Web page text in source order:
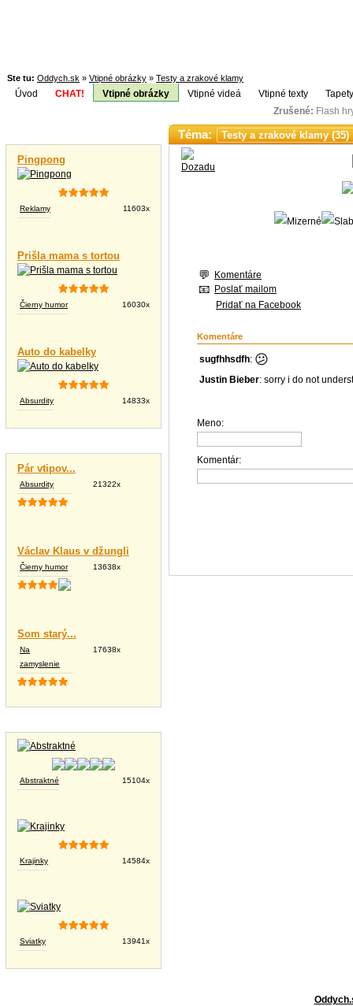
Ste tu: Oddych.sk » Vtipné obrázky » Testy a zrakové klamy
Úvod CHAT! Vtipné obrázky Vtipné videá Vtipné texty
Zrušené: Flash
Pingpong
Reklamy 11603x
Prišla mama s tortou
Čierny humor 16030x
Auto do kabelky
Absurdity 14833x
Pár vtipov...
Absurdity 21322x
Václav Klaus v džungli
Čierny humor 13638x
Som starý...
Na
zamyslenie
17638x
Abstraktné 15104x
Krajinky 14584x
Sviatky 13941x
Téma:
Komentáre
Poslať mailom
Pridať na Facebook
Komentáre
sugfhhsdfh: 😕
Justin Bieber: sorry i do not
Meno:
Komentár: